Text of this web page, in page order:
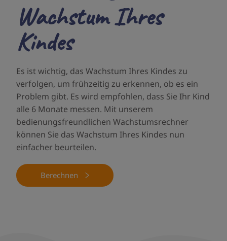
Wachstum Ihres
Kindes
Es ist wichtig, das Wachstum Ihres Kindes zu
verfolgen, um frühzeitig zu erkennen, ob es ein
Problem gibt. Es wird empfohlen, dass Sie Ihr Kind
alle 6 Monate messen. Mit unserem
bedienungsfreundlichen Wachstumsrechner
können Sie das Wachstum Ihres Kindes nun
einfacher beurteilen.
Berechnen